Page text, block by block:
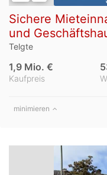
Sichere
und
Telgte
Kaufpreis
1,9 Mio. €
minimieren